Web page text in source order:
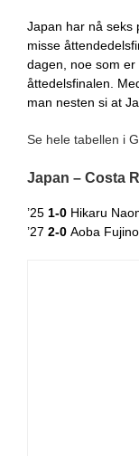
Japan har nå seks
misse
dagen, noe som
åttedelsfinalen.
man nesten si at
Se hele tabellen i
Japan – Costa
’25 1-0 Hikaru
’27 2-0 Aoba Fujino